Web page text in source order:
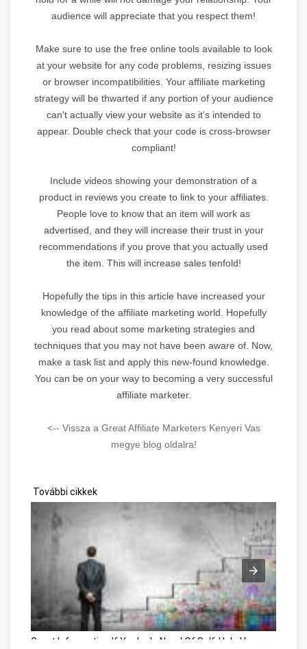
audience will appreciate that you respect them!
Make sure to use the free online tools available to look
at your website for any code problems, resizing issues
or browser incompatibilities. Your affiliate marketing
strategy will be thwarted if any portion of your audience
can't actually view your website as it's intended to
appear. Double check that your code is cross-browser
compliant!
Include videos showing your demonstration of a
product in reviews you create to link to your affiliates.
People love to know that an item will work as
advertised, and they will increase their trust in your
recommendations if you prove that you actually used
the item. This will increase sales tenfold!
Hopefully the tips in this article have increased your
knowledge of the affiliate marketing world. Hopefully
you read about some marketing strategies and
techniques that you may not have been aware of. Now,
make a task list and apply this new-found knowledge.
You can be on your way to becoming a very successful
affiliate marketer.
<-- Vissza a Great Affiliate Marketers Kenyeri Vas
megye blog oldalra!
További cikkek
Great Information If You're In Need Of Self-Help Vas megye